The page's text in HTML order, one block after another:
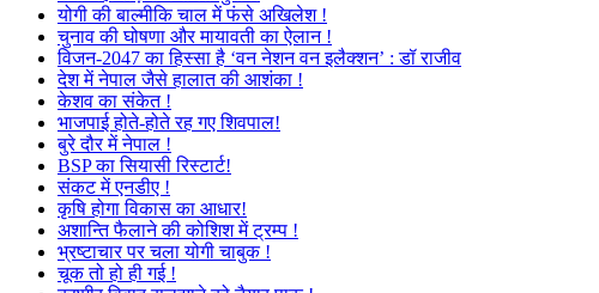
योगी की बाल्मीकि चाल में फंसे अखिलेश !
चुनाव की घोषणा और मायावती का ऐलान !
विजन-2047 का हिस्सा है ‘वन नेशन वन इलैक्शन’ : डॉ राजीव
देश में नेपाल जैसे हालात की आशंका !
केशव का संकेत !
भाजपाई होते-होते रह गए शिवपाल!
बुरे दौर में नेपाल !
BSP का सियासी रिस्टार्ट!
संकट में एनडीए !
कृषि होगा विकास का आधार!
अशान्ति फैलाने की कोशिश में ट्रम्प !
भ्रष्टाचार पर चला योगी चाबुक !
चूक तो हो ही गई !